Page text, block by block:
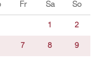
Fr Sa So
1 2
7 8 9